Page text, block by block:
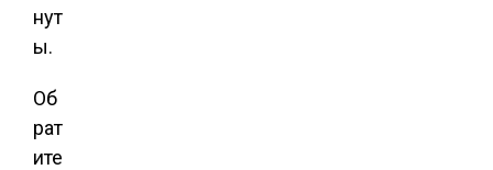
нут
ы.
Об
рат
ите